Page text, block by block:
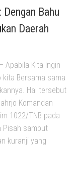
Bahu
Daerah
Apabila Kita Ingin
kita Bersama sama
Hal tersebut
Komandan
1022/TNB pada
Pisah sambut
kuranji yang